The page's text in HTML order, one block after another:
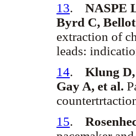
13. NASPE
Byrd C,
extraction of
leads:
14. Klung
Gay A, et al.
15.